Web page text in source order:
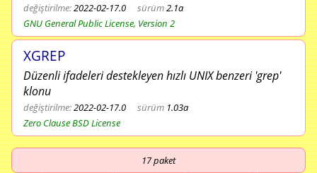
değiştirilme:2022-02-17.0 sürüm2.1a
GNU General Public License, Version 2
XGREP
Düzenli ifadeleri destekleyen hızlı UNIX benzeri 'grep'
klonu
değiştirilme:2022-02-17.0 sürüm 1.03a
Zero Clause BSD License
17paket